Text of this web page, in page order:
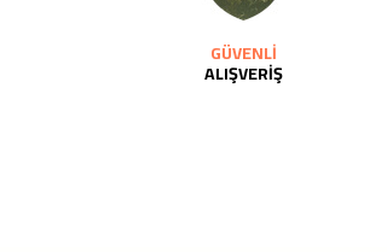
GÜVENLİ
ALIŞVERİŞ